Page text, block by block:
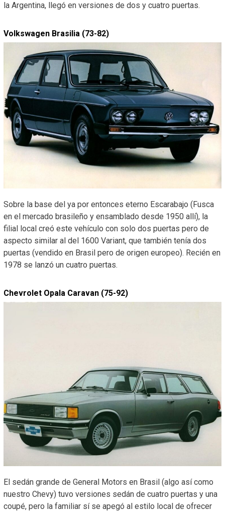
la Argentina, llegó en versiones de dos y cuatro puertas.
Volkswagen Brasilia (73-82)
Sobre la base del ya por entonces eterno Escarabajo (Fusca
en el mercado brasileño y ensamblado desde 1950 allí), la
filial local creó este vehículo con solo dos puertas pero de
aspecto similar al del 1600 Variant, que también tenía dos
puertas (vendido en Brasil pero de origen europeo). Recién en
1978 se lanzó un cuatro puertas.
Chevrolet Opala Caravan (75-92)
El sedán grande de General Motors en Brasil (algo así como
nuestro Chevy) tuvo versiones sedán de cuatro puertas y una
coupé, pero la familiar sí se apegó al estilo local de ofrecer